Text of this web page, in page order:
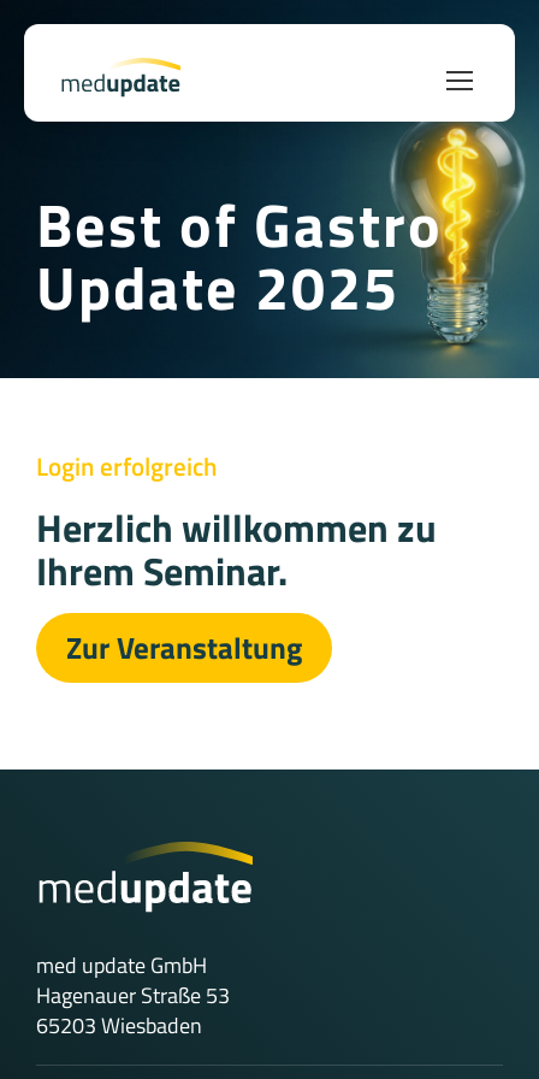
Best of Gastro
Update 2025
Login erfolgreich
Herzlich willkommen zu
Ihrem Seminar.
Zur Veranstaltung
med update GmbH
Hagenauer Straße 53
65203 Wiesbaden